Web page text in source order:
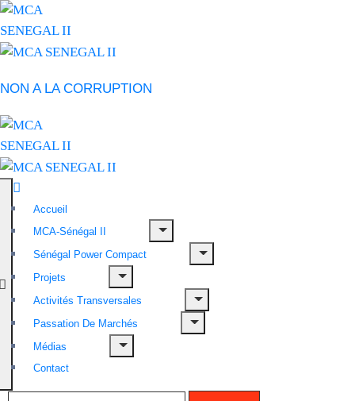
NON A LA CORRUPTION
Accueil
MCA-Sénégal II
Sénégal Power Compact
Projets
Activités Transversales
Passation De Marchés
Médias
Contact